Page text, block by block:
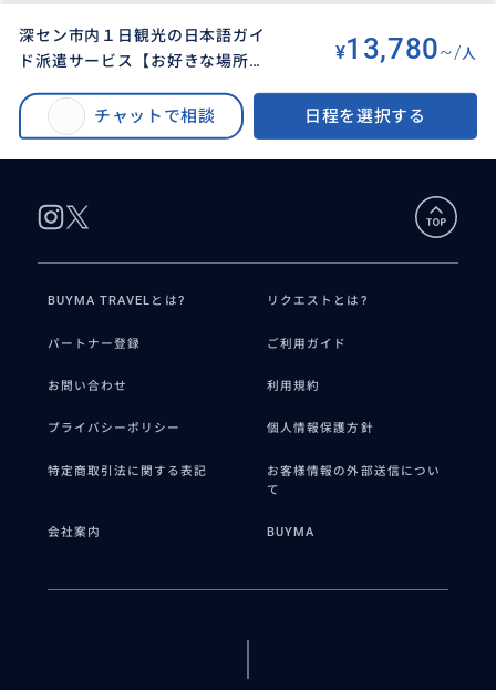
深セン市内１日観光の日本語ガイ
ド派遣サービス【お好きな場所へ
¥13,780~/ 人
チャットで相談 日程を選択する
深セン市内１日観光の日本語ガイド派遣サービス【お好きな場所へご案内可
／8時間】
BUYMA TRAVELとは? リクエストとは?
パートナー登録 ご利用ガイド
お問い合わせ 利用規約
プライバシーポリシー 個人情報保護方針
特定商取引法に関する表記
お客様情報の外部送信につい
て
会社案内 BUYMA